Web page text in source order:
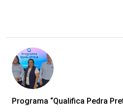
Programa “Qualifica Pedra